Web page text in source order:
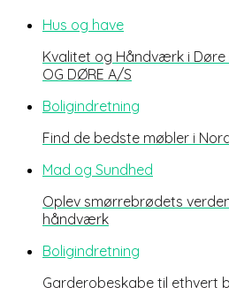
Hus og have
Kvalitet og Håndværk i Døre
OG DØRE A/S
Boligindretning
Find de bedste møbler i
Mad og Sundhed
Oplev smørrebrødets
håndværk
Boligindretning
Garderobeskabe til ethvert